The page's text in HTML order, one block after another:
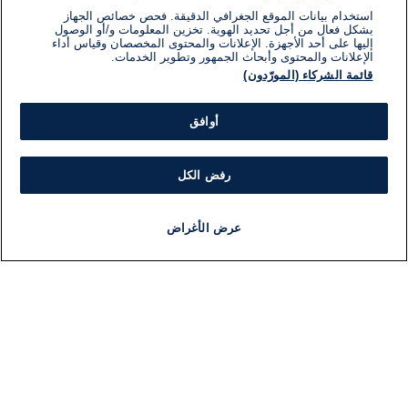
استخدام بيانات الموقع الجغرافي الدقيقة. فحص خصائص الجهاز
بشكل فعال من أجل تحديد الهوية. تخزين المعلومات و/أو الوصول
إليها على أحد الأجهزة. الإعلانات والمحتوى المخصصان وقياس أداء
الإعلانات والمحتوى وأبحاث الجمهور وتطوير الخدمات.
قائمة الشركاء (المورّدون)
أوافق
رفض الكل
عرض الأغراض